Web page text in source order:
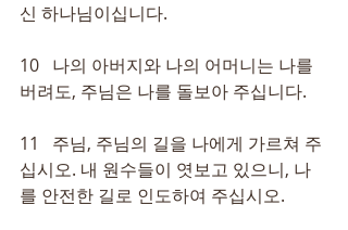
신 하나님이십니다.
10   나의 아버지와 나의 어머니는 나를
버려도, 주님은 나를 돌보아 주십니다.
11   주님, 주님의 길을 나에게 가르쳐 주
십시오. 내 원수들이 엿보고 있으니, 나
를 안전한 길로 인도하여 주십시오.